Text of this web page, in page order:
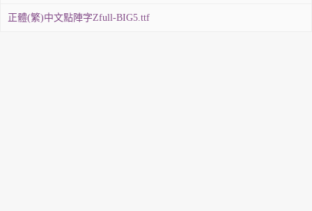
正體(繁)中文點陣字Zfull-BIG5.ttf